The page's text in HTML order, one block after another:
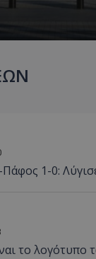
1-0:
το λογότυπο